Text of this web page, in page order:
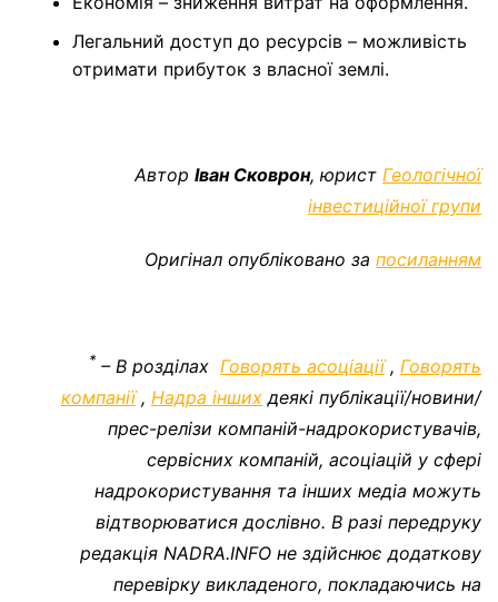
Легальний доступ до ресурсів – можливість
отримати прибуток з власної землі.
Автор Іван Сковрон, юрист Геологічної
інвестиційної групи
Оригінал опубліковано за посиланням
* – В розділах Говорять асоціації, Говорять
компанії, Надра інших деякі публікації/новини/
прес-релізи компаній-надрокористувачів,
сервісних компаній, асоціацій у сфері
надрокористування та інших медіа можуть
відтворюватися дослівно. В разі передруку
редакція NADRA.INFO не здійснює додаткову
перевірку викладеного, покладаючись на